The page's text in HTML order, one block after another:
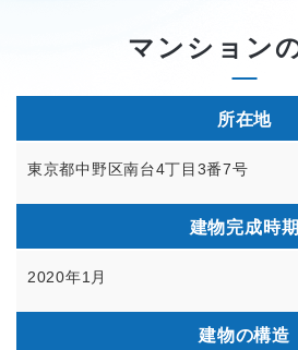
マンション
所在地
東京都中野区南台4丁目3番7号
建物完成時期
2020年1月
建物の構造